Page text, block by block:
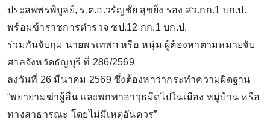
ประสพพรพิบูลย์, ร.ต.อ.วรัญชัย สุขยิ่ง รอง สว.กก.1 บก.ป.
พร้อมข้าราชการตำรวจ ชป.12 กก.1 บก.ป.
​ร่วมกันจับกุม นายพรเทพฯ หรือ หนุ่ม ผู้ต้องหาตามหมายจับ
ศาลจังหวัดธัญบุรี ที่ 286/2569
ลงวันที่ 26 มีนาคม 2569 ซึ่งต้องหาว่ากระทำความผิดฐาน
“พยายามฆ่าผู้อื่น และพกพาอาวุธมีดไปในเมือง หมู่บ้าน หรือ
ทางสาธารณะ โดยไม่มีเหตุอันควร”